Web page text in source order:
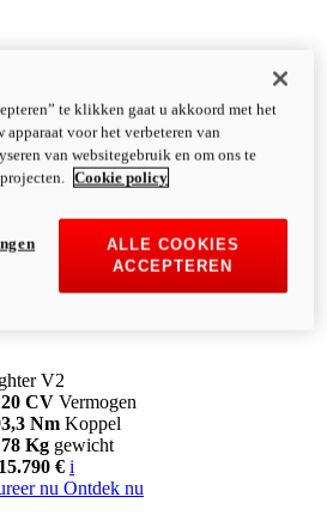
V2
CV Vermogen
Nm Koppel
Kg gewicht
€ i
nu Ontdek nu
te klikken gaat u akkoord met het
voor het verbeteren van
van websitegebruik en om ons te
Cookie policy
ALLE COOKIES
ACCEPTEREN